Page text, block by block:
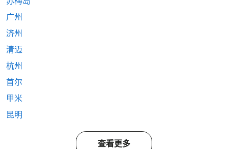
广州
济州
清迈
杭州
首尔
甲米
昆明
查看更多